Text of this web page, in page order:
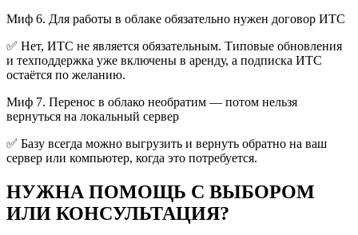
Миф 6. Для работы в облаке обязательно нужен договор ИТС
✅ Нет, ИТС не является обязательным. Типовые обновления
и техподдержка уже включены в аренду, а подписка ИТС
остаётся по желанию.
Миф 7. Перенос в облако необратим — потом нельзя
вернуться на локальный сервер
✅ Базу всегда можно выгрузить и вернуть обратно на ваш
сервер или компьютер, когда это потребуется.
НУЖНА ПОМОЩЬ С ВЫБОРОМ
ИЛИ КОНСУЛЬТАЦИЯ?